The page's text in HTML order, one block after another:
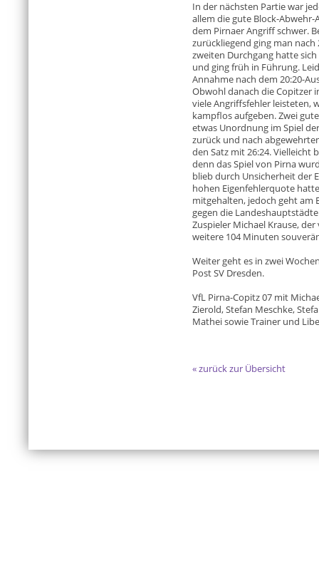
In der nächsten Partie war
allem die gute Block-
dem Pirnaer Angriff schwer.
zurückliegend ging man
zweiten Durchgang hatte
und ging früh in Führung.
Annahme nach dem 20:20-
Obwohl danach die Copitzer
viele Angriffsfehler leisteten,
kampflos aufgeben. Zwei
etwas Unordnung im Spiel
zurück und nach
den Satz mit 26:24. Vielleicht
denn das Spiel von Pirna
blieb durch Unsicherheit der
hohen Eigenfehlerquote
mitgehalten, jedoch geht am
gegen die
Zuspieler Michael Krause,
weitere 104 Minuten
Weiter geht es in zwei
Post SV Dresden.
VfL Pirna-Copitz 07 mit
Zierold, Stefan Meschke,
Mathei sowie Trainer und
« zurück zur Übersicht